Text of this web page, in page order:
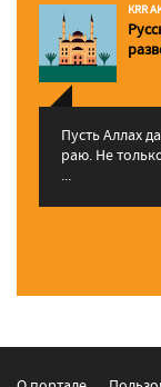
KRR
Пусть Аллах
раю. Не
...